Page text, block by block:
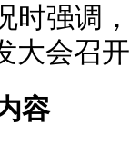
时强调
大会召
容